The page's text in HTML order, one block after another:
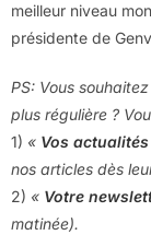
meilleur niveau
présidente de
PS: Vous
plus régulière ?
1) « Vos
nos articles dès
2) « Votre
matinée).